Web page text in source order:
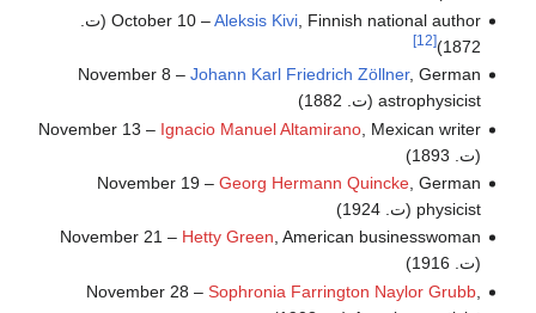
October 10 –Aleksis Kivi
, Finnish national author (ت.
1872)
[12]
November 8 – Johann Karl Friedrich Zöllner, German
astrophysicist (ت. 1882)
November 13 – Ignacio Manuel Altamirano, Mexican writer
(ت. 1893)
November 19 – Georg Hermann Quincke, German
physicist (ت. 1924)
November 21 – Hetty Green, American businesswoman
(ت. 1916)
November 28 – Sophronia Farrington Naylor Grubb,